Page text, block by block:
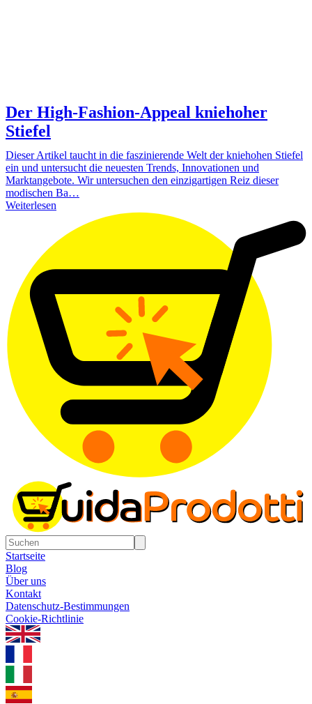
Der High-Fashion-Appeal kniehoher
Stiefel
Dieser Artikel taucht in die faszinierende Welt der kniehohen Stiefel
ein und untersucht die neuesten Trends, Innovationen und
Marktangebote. Wir untersuchen den einzigartigen Reiz dieser
modischen Ba…
Weiterlesen
Startseite
Blog
Über uns
Kontakt
Datenschutz-Bestimmungen
Cookie-Richtlinie